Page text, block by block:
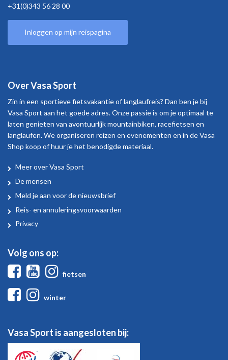
+31(0)343 56 28 00
Inloggen op mijn reispagina
Over Vasa Sport
Zin in een sportieve fietsvakantie of langlaufreis? Dan ben je bij
Vasa Sport aan het goede adres. Onze passie is om je optimaal te
laten genieten van avontuurlijk mountainbiken, racefietsen en
langlaufen. We organiseren reizen en evenementen en in de Vasa
Shop koop of huur je het benodigde materiaal.
Over
Vasa
Sport
Meer over Vasa Sport
De mensen
Meld je aan voor de nieuwsbrief
Reis- en annuleringsvoorwaarden
Privacy
Volg ons op:
FacebookYoutube
fietsen
Facebook
winter
Vasa Sport is aangesloten bij: